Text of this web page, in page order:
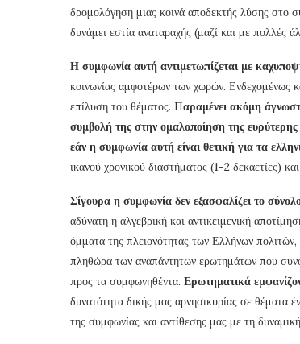
δρομολόγηση μιας κοινά αποδεκτής λύσης στο
δυνάμει εστία αναταραχής (μαζί και με πολλές
Η συμφωνία αυτή αντιμετωπίζεται με
κοινωνίας αμφοτέρων των χωρών. Ενδεχομένως
επίλυση του θέματος. Παραμένει ακόμη
συμβολή της στην ομαλοποίηση της ευρύτερης
εάν η συμφωνία αυτή είναι θετική για τα
ικανού χρονικού διαστήματος (1-2 δεκαετίες)
Σίγουρα η συμφωνία δεν εξασφαλίζει το
αδύνατη η αλγεβρική και αντικειμενική
όμματα της πλειονότητας των Ελλήνων
πληθώρα των αναπάντητων ερωτημάτων που
προς τα συμφωνηθέντα. Ερωτηματικά
δυνατότητα δικής μας αρνησικυρίας σε
της συμφωνίας και αντίθεσης μας με τη